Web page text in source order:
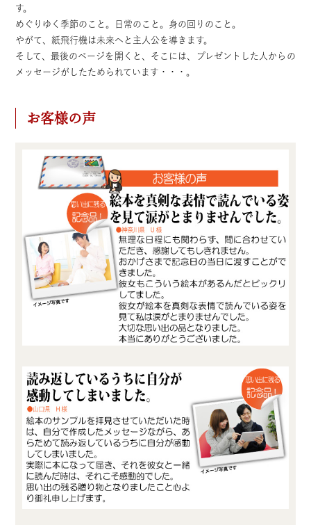
す。
めぐりゆく季節のこと。日常のこと。身の回りのこと。
やがて、紙飛行機は未来へと主人公を導きます。
そして、最後のページを開くと、そこには、プレゼントした人からの
メッセージがしたためられています・・・。
お客様の声